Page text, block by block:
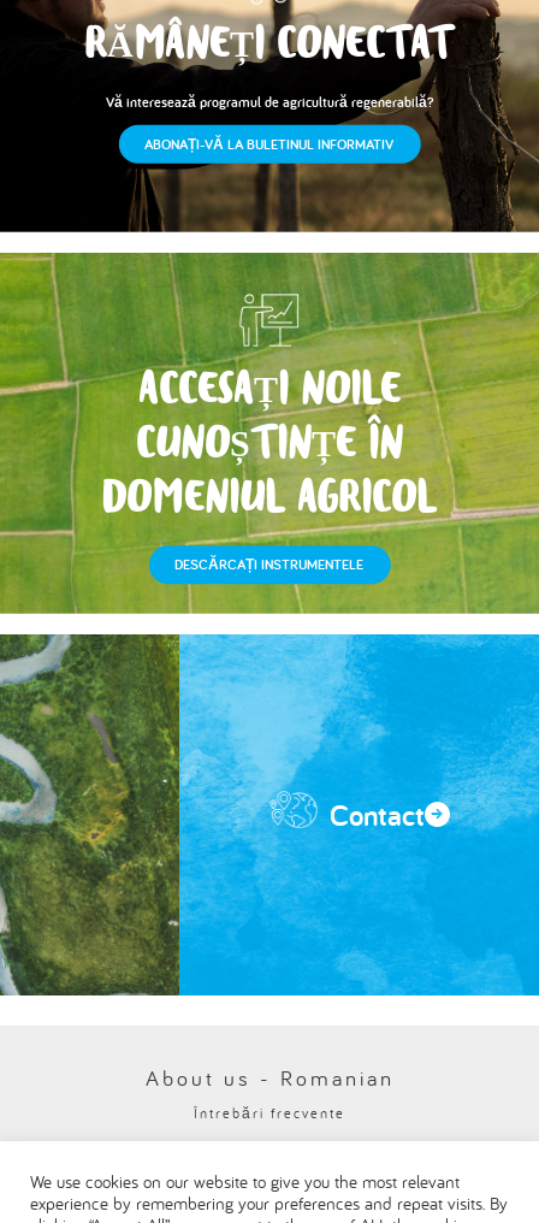
RĂMÂNEȚI CONECTAT
Vă interesează programul de agricultură regenerabilă?
ABONAȚI-VĂ LA BULETINUL INFORMATIV
ACCESAȚI NOILE
CUNOȘTINȚE ÎN
DOMENIUL AGRICOL
DESCĂRCAȚI INSTRUMENTELE
Contact
About us - Romanian
Întrebări frecvente
Visit our Danone corporate website
We use cookies on our website to give you the most relevant
experience by remembering your preferences and repeat visits. By